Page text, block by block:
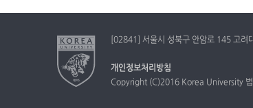
[02841] 서울시 성북구 안암로 145 고려
개인정보처리방침
Copyright (C)2016 Korea University